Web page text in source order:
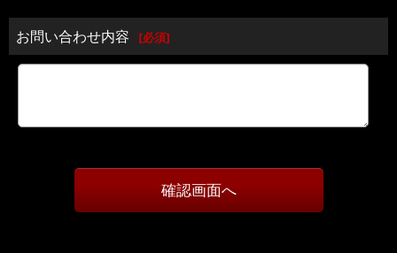
お問い合わせ内容 [必須]
確認画面へ